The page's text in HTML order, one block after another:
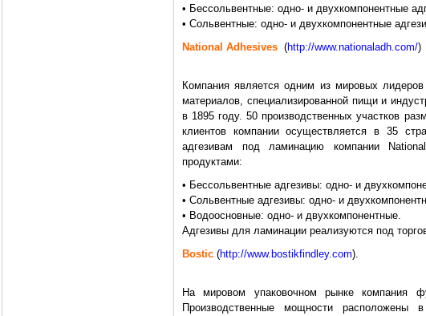
• Бессольвентные: одно- и двухкомпонентные
• Сольвентные: одно- и двухкомпонентные
National Adhesives (http://www.nationaladh.com/)
Компания является одним из мировых
материалов, специализированной пищи и
в 1895 году. 50 производственных участков
клиентов компании осуществляется в 35
адгезивам под ламинацию компании
продуктами:
• Бессольвентные адгезивы: одно- и
• Сольвентные адгезивы: одно- и
• Водоосновные: одно- и двухкомпонентные.
Адгезивы для ламинации реализуются под
Bostic (http://www.bostikfindley.com).
На мировом упаковочном рынке компания
Производственные мощности